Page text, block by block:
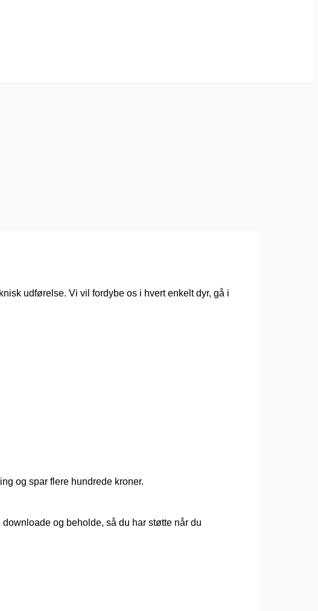
udførelse. Vi vil fordybe os i hvert enkelt dyr, gå i
og spar flere hundrede kroner.
og beholde, så du har støtte når du